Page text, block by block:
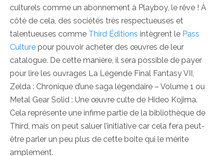
culturels comme un abonnement à Playboy, le rêve ! À
côté de cela, des sociétés très respectueuses et
talentueuses comme Third Éditions intègrent le Pass
Culture pour pouvoir acheter des œuvres de leur
catalogue. De cette manière, il sera possible de payer
pour lire les ouvrages La Légende Final Fantasy VII,
Zelda : Chronique d’une saga légendaire – Volume 1 ou
Metal Gear Solid : Une œuvre culte de Hideo Kojima.
Cela représente une infime partie de la bibliothèque de
Third, mais on peut saluer l’initiative car cela fera peut-
être parler un peu plus de cette boite qui le mérite
amplement.